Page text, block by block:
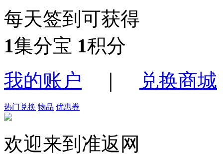
每天签到可获得
1集分宝 1积分
我的账户
兑换商城
热门兑换 物品 优惠券
欢迎来到准返网